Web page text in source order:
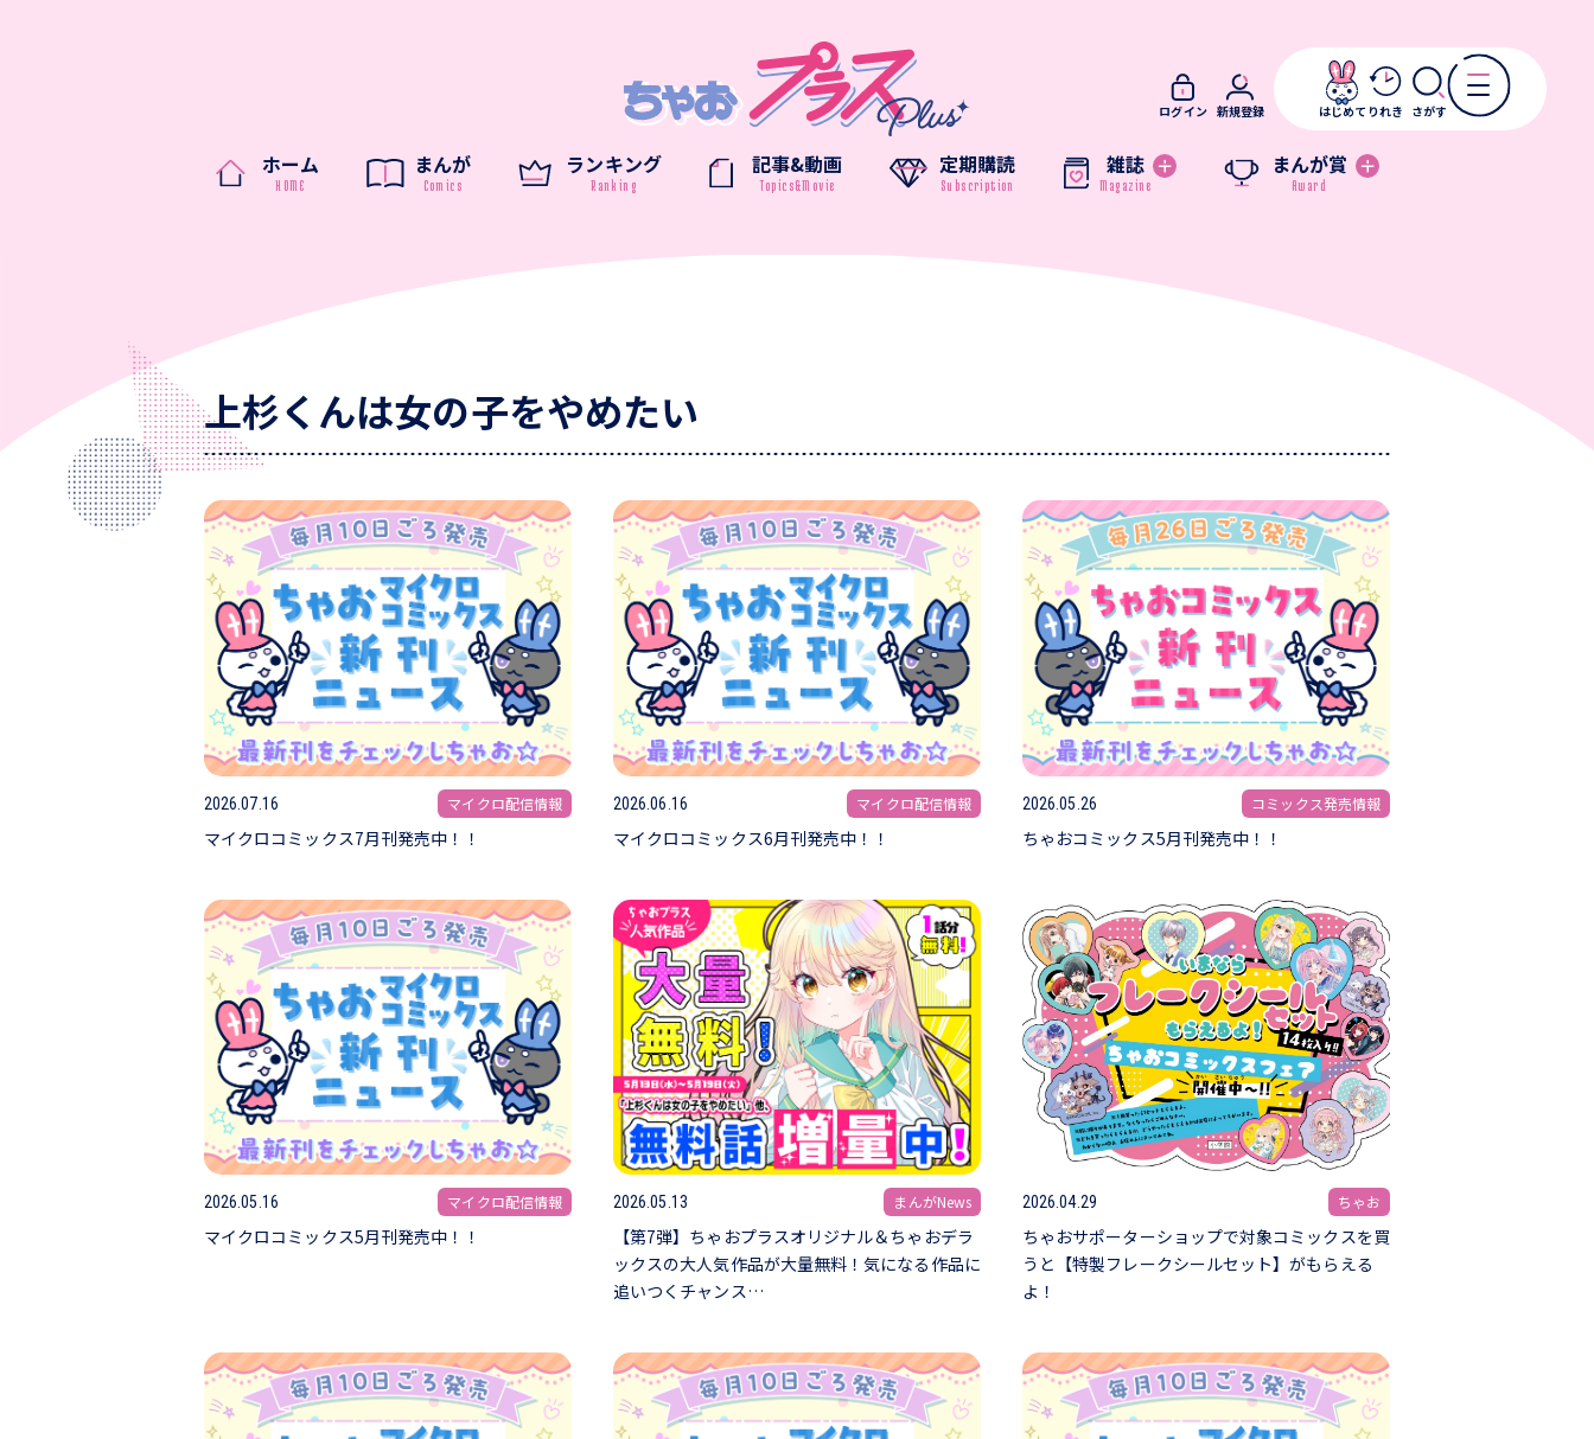
ホーム まんが ランキング 記事&動画 定期購読 雑誌 まんが賞
ログイン 新規登録 はじめて りれき さがす
上杉くんは女の子をやめたい
2026.07.16 マイクロ配信情報
マイクロコミックス7月刊発売中！！
2026.06.16 マイクロ配信情報
マイクロコミックス6月刊発売中！！
2026.05.26 コミックス発売情報
ちゃおコミックス5月刊発売中！！
2026.05.16 マイクロ配信情報
マイクロコミックス5月刊発売中！！
2026.05.13 まんがNews
【第7弾】ちゃおプラスオリジナル＆ちゃおデラ
ックスの大人気作品が大量無料！気になる作品に
追いつくチャンス…
2026.04.29 ちゃお
ちゃおサポーターショップで対象コミックスを買
うと【特製フレークシールセット】がもらえる
よ！